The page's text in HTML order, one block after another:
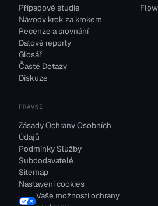
Případové studie
Návody krok za krokem
Recenze a srovnání
Datové reporty
Glosář
Časté Dotazy
Diskuze
PRÁVNÍ
Zásady Ochrany Osobních
Údajů
Podmínky Služby
Subdodavatelé
Sitemap
Nastavení cookies
Vaše možnosti ochrany